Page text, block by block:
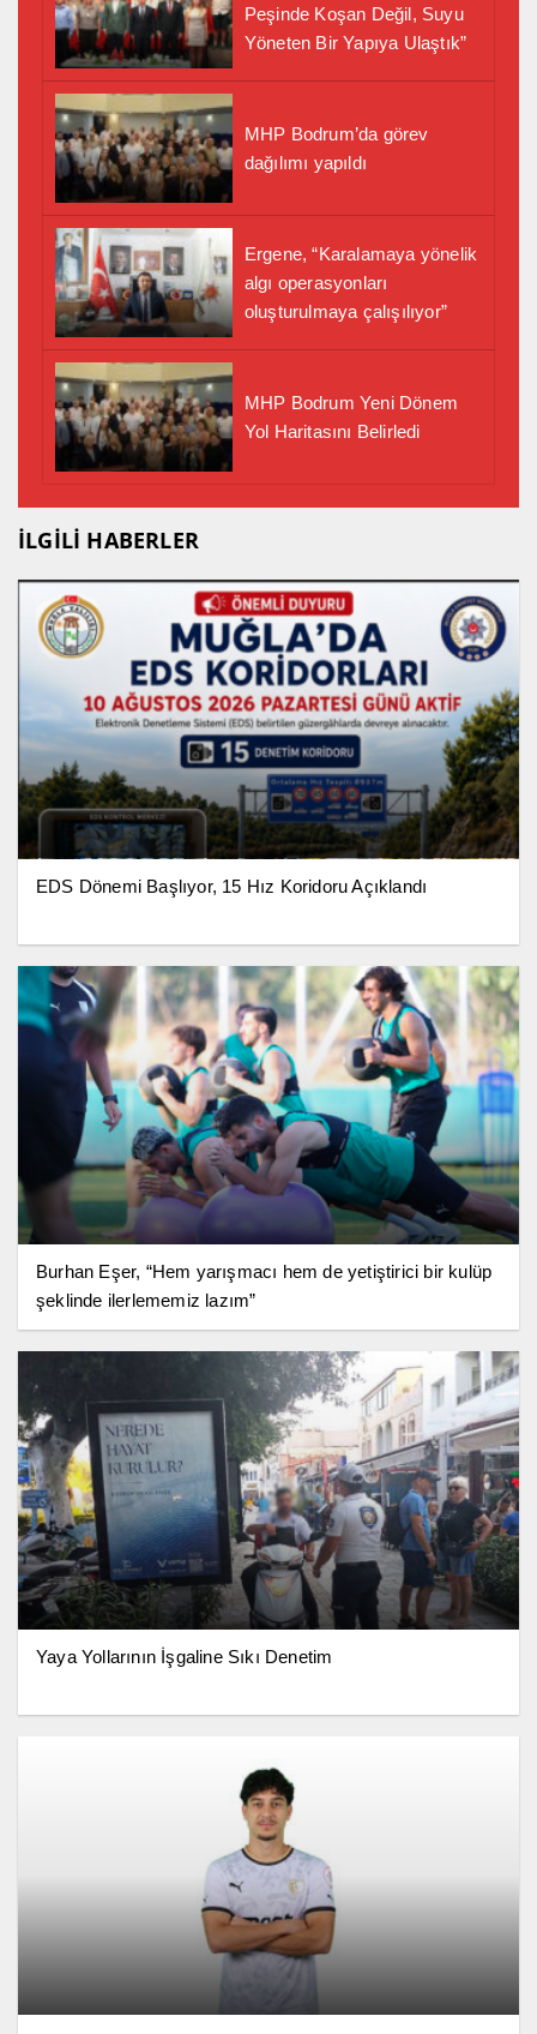
Peşinde Koşan Değil, Suyu
Yöneten Bir Yapıya Ulaştık”
MHP Bodrum’da görev
dağılımı yapıldı
Ergene, “Karalamaya yönelik
algı operasyonları
oluşturulmaya çalışılıyor”
MHP Bodrum Yeni Dönem
Yol Haritasını Belirledi
İLGİLİ HABERLER
EDS Dönemi Başlıyor, 15 Hız Koridoru Açıklandı
Burhan Eşer, “Hem yarışmacı hem de yetiştirici bir kulüp
şeklinde ilerlememiz lazım”
Yaya Yollarının İşgaline Sıkı Denetim